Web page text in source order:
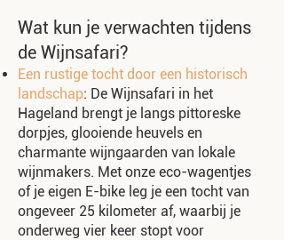
Wat kun je verwachten tijdens
de Wijnsafari?
Een rustige tocht door een historisch
landschap: De Wijnsafari in het
Hageland brengt je langs pittoreske
dorpjes, glooiende heuvels en
charmante wijngaarden van lokale
wijnmakers. Met onze eco-wagentjes
of je eigen E-bike leg je een tocht van
ongeveer 25 kilometer af, waarbij je
onderweg vier keer stopt voor